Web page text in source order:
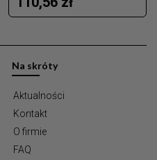
Na skróty
Aktualności
Kontakt
O firmie
FAQ